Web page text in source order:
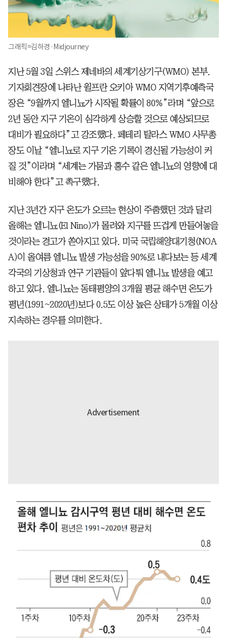
그래픽=김하경·Midjourney
지난 5월 3일 스위스 제네바의 세계기상기구(WMO) 본부.
기자회견장에 나타난 윌프란 오키아 WMO 지역기후예측국
장은 “9월까지 엘니뇨가 시작될 확률이 80%”라며 “앞으로
2년 동안 지구 기온이 심각하게 상승할 것으로 예상되므로
대비가 필요하다”고 강조했다. 페테리 탈라스 WMO 사무총
장도 이날 “엘니뇨로 지구 기온 기록이 경신될 가능성이 커
질 것”이라며 “세계는 가뭄과 홍수 같은 엘니뇨의 영향에 대
비해야 한다”고 촉구했다.
지난 3년간 지구 온도가 오르는 현상이 주춤했던 것과 달리
올해는 엘니뇨(El Nino)가 몰려와 지구를 뜨겁게 만들어놓을
것이라는 경고가 쏟아지고 있다. 미국 국립해양대기청(NOA
A)이 올여름 엘니뇨 발생 가능성을 90%로 내다보는 등 세계
각국의 기상청과 연구 기관들이 앞다퉈 엘니뇨 발생을 예고
하고 있다. 엘니뇨는 동태평양의 3개월 평균 해수면 온도가
평년(1991~2020년)보다 0.5도 이상 높은 상태가 5개월 이상
지속하는 경우를 의미한다.